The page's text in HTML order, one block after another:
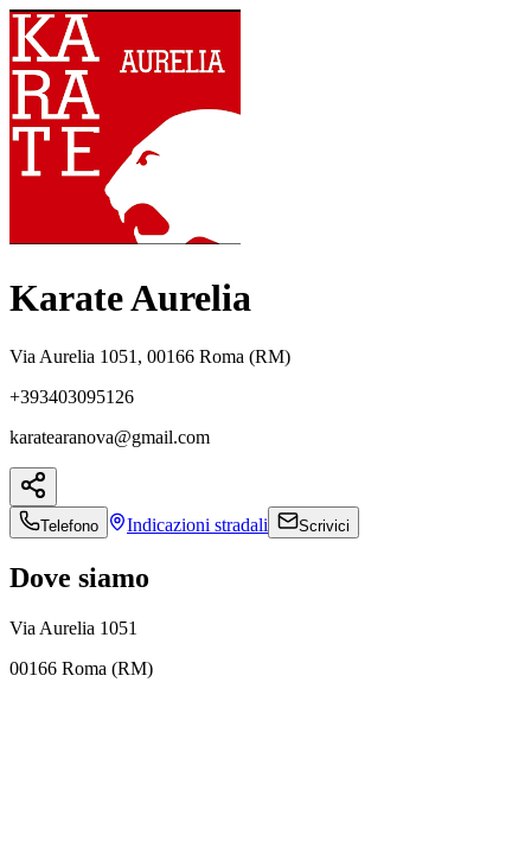
Karate Aurelia
Via Aurelia 1051, 00166 Roma (RM)
+393403095126
karatearanova@gmail.com
Telefono Indicazioni stradali Scrivici
Dove siamo
Via Aurelia 1051
00166 Roma (RM)